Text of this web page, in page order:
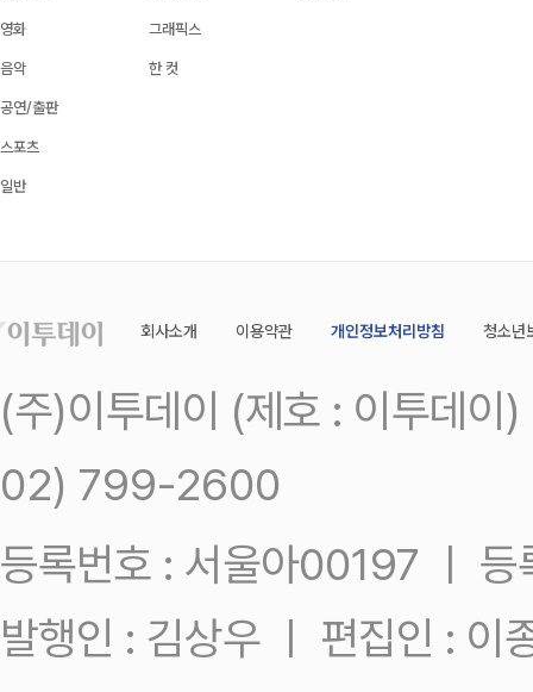
영화
음악
공연/출판
스포츠
일반
그래픽스
한 컷
회사소개 이용약관 개인정보처리방침 청소년
(주)이투데이 (제호 : 이투데
02) 799-2600
등록번호 : 서울아00197 ㅣ
발행인 : 김상우 ㅣ 편집인 : 이